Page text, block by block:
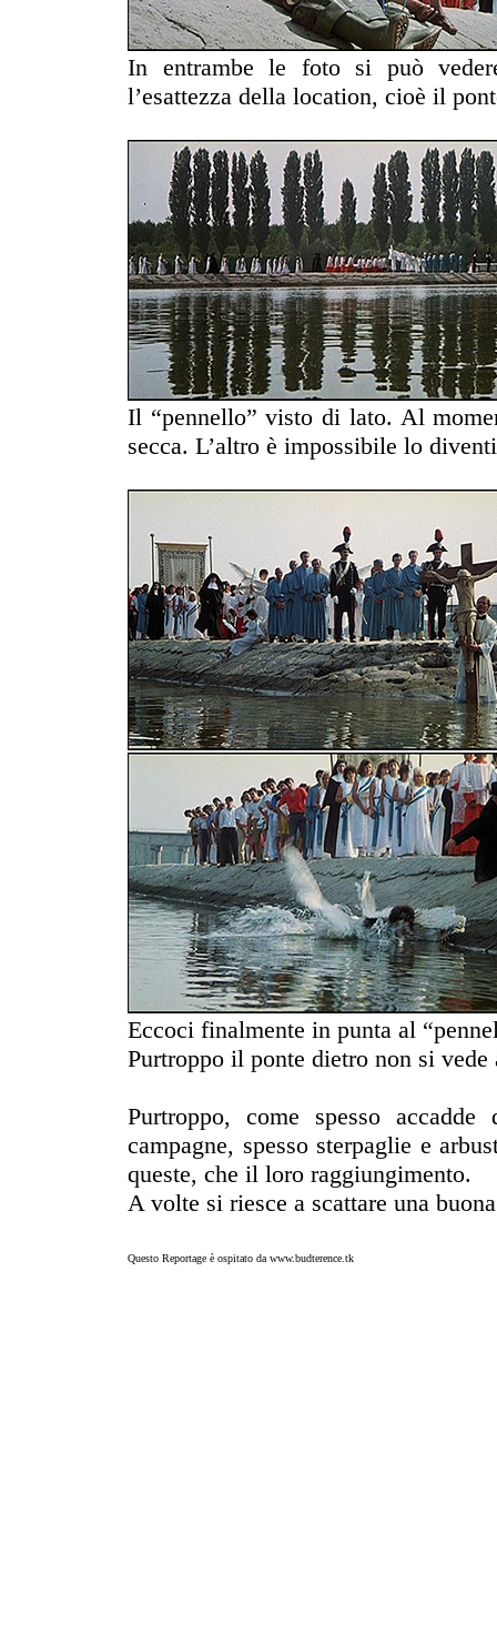
In entrambe le foto si può
l’esattezza della location, cioè il
Il “pennello” visto di lato. Al
secca. L’altro è impossibile lo
Eccoci finalmente in punta al
Purtroppo il ponte dietro non si
Purtroppo, come spesso
campagne, spesso sterpaglie e
queste, che il loro raggiungimento.
A volte si riesce a scattare una
Questo Reportage è ospitato da www.budterence.tk